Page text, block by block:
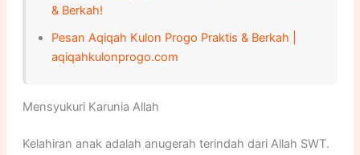
& Berkah!
Pesan Aqiqah Kulon Progo Praktis & Berkah |
aqiqahkulonprogo.com
Mensyukuri Karunia Allah
Kelahiran anak adalah anugerah terindah dari Allah SWT.